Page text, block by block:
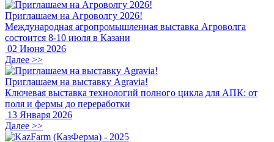
Приглашаем на Агроволгу 2026!
Международная агропромышленная выставка Агроволга
состоится 8-10 июля в Казани
02 Июня 2026
Далее >>
Приглашаем на выставку Agravia!
Ключевая выставка технологий полного цикла для АПК: от
поля и фермы до переработки
13 Января 2026
Далее >>